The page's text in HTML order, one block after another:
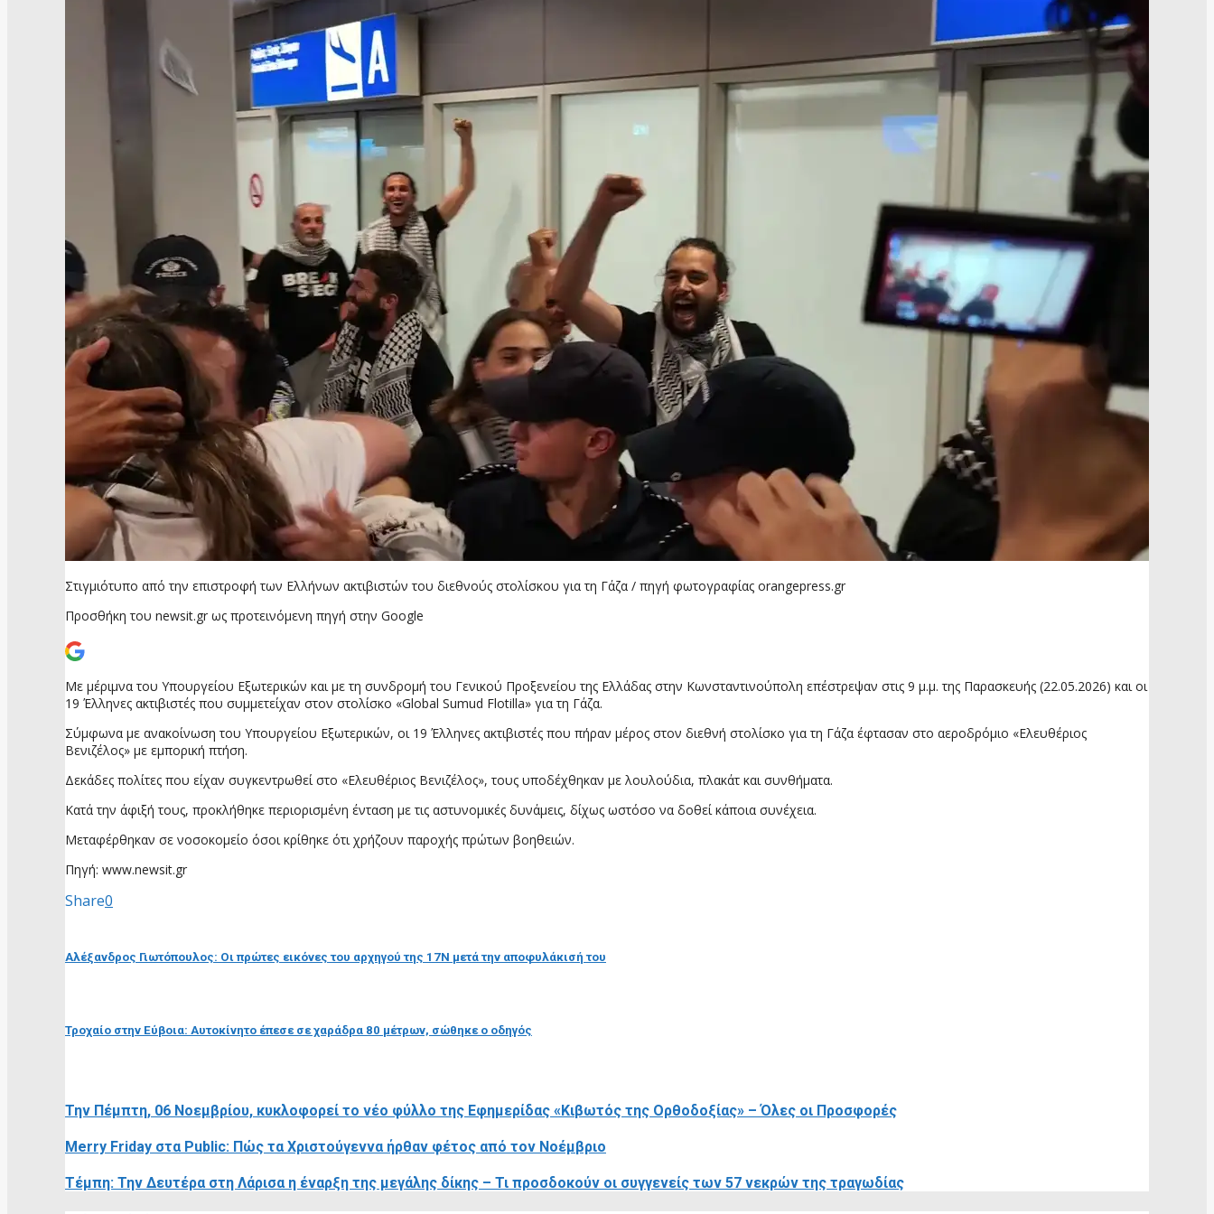
Στιγμιότυπο από την επιστροφή των Ελλήνων ακτιβιστών του διεθνούς στολίσκου για τη Γάζα / πηγή φωτογραφίας orangepress.gr
Προσθήκη του newsit.gr ως προτεινόμενη πηγή στην Google
Με μέριμνα του Υπουργείου Εξωτερικών και με τη συνδρομή του Γενικού Προξενείου της Ελλάδας στην Κωνσταντινούπολη επέστρεψαν στις 9 μ.μ. της Παρασκευής (22.05.2026) και οι
19 Έλληνες ακτιβιστές που συμμετείχαν στον στολίσκο «Global Sumud Flotilla» για τη Γάζα.
Σύμφωνα με ανακοίνωση του Υπουργείου Εξωτερικών, οι 19 Έλληνες ακτιβιστές που πήραν μέρος στον διεθνή στολίσκο για τη Γάζα έφτασαν στο αεροδρόμιο «Ελευθέριος
Βενιζέλος» με εμπορική πτήση.
Δεκάδες πολίτες που είχαν συγκεντρωθεί στο «Ελευθέριος Βενιζέλος», τους υποδέχθηκαν με λουλούδια, πλακάτ και συνθήματα.
Κατά την άφιξή τους, προκλήθηκε περιορισμένη ένταση με τις αστυνομικές δυνάμεις, δίχως ωστόσο να δοθεί κάποια συνέχεια.
Μεταφέρθηκαν σε νοσοκομείο όσοι κρίθηκε ότι χρήζουν παροχής πρώτων βοηθειών.
Πηγή: www.newsit.gr
Share0
Αλέξανδρος Γιωτόπουλος: Οι πρώτες εικόνες του αρχηγού της 17Ν μετά την αποφυλάκισή του
Τροχαίο στην Εύβοια: Αυτοκίνητο έπεσε σε χαράδρα 80 μέτρων, σώθηκε ο οδηγός
Την Πέμπτη, 06 Νοεμβρίου, κυκλοφορεί το νέο φύλλο της Εφημερίδας «Κιβωτός της Ορθοδοξίας» – Όλες οι Προσφορές
Merry Friday στα Public: Πώς τα Χριστούγεννα ήρθαν φέτος από τον Νοέμβριο
Τέμπη: Την Δευτέρα στη Λάρισα η έναρξη της μεγάλης δίκης – Τι προσδοκούν οι συγγενείς των 57 νεκρών της τραγωδίας